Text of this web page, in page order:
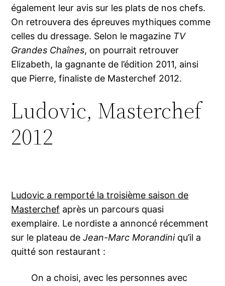
également leur avis sur les plats de nos chefs.
On retrouvera des épreuves mythiques comme
celles du dressage. Selon le magazine TV
Grandes Chaînes, on pourrait retrouver
Elizabeth, la gagnante de l’édition 2011, ainsi
que Pierre, finaliste de Masterchef 2012.
Ludovic, Masterchef
2012
Ludovic a remporté la troisième saison de
Masterchef après un parcours quasi
exemplaire. Le nordiste a annoncé récemment
sur le plateau deJean-Marc Morandiniqu’il a
quitté son restaurant :
On a choisi, avec les personnes avec